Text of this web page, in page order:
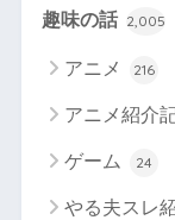
趣味の話 2,005
アニメ 216
アニメ紹介
ゲーム 24
やる夫スレ